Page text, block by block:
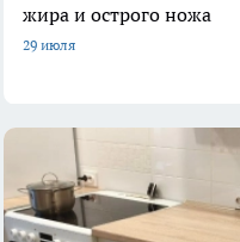
жира и острого ножа
29 июля